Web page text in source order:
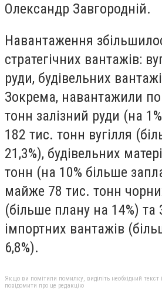
Олександр Завгородній.
Навантаження
стратегічних вантажів:
руди, будівельних
Зокрема, навантажили
тонн залізний руди (на
182 тис. тонн вугілля
21,3%), будівельних
тонн (на 10% більше
майже 78 тис. тонн
(більше плану на 14%) та
імпортних вантажів
6,8%).
Якщо ви помітили помилку, виділіть необхідний текст
повідомити про це редакцію